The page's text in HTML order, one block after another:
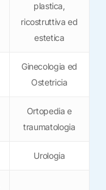
plastica,
ricostruttiva ed
estetica
Ginecologia ed
Ostetricia
Ortopedia e
traumatologia
Urologia